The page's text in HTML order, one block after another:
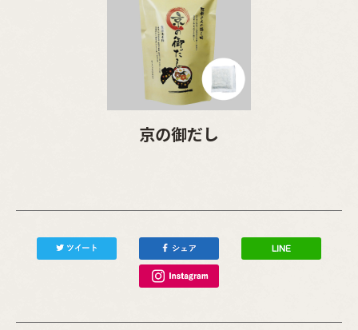
京の御だし